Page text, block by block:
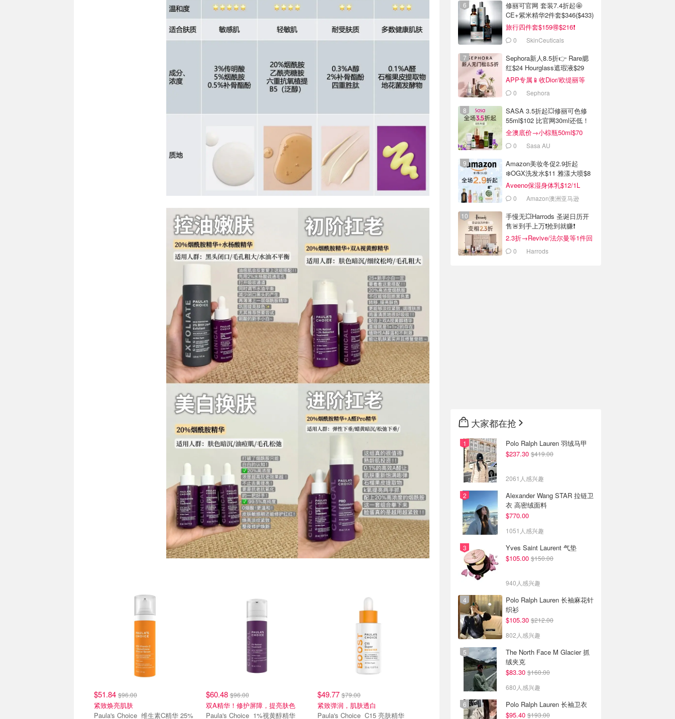
$51.84 $96.00
紧致焕亮肌肤
Paula's Choice 维生素C精华 25%
$60.48$96.00
双A精华！修护屏障，提亮肤色
Paula's Choice 1%视黄醇精华
$49.77 $79.00
紧致弹润，肌肤透白
Paula's Choice C15 亮肤精华
修丽可官网 套装7.4折起🤩
CE+紫米精华2件套$346($433)
旅行四件套$159🉐$216❗️
0 SkinCeuticals
Sephora新人8.5折👉 Rare腮
红$24 Hourglass遮瑕液$29
APP专属📱收Dior/欧缇丽等
0 Sephora
SASA 3.5折起💥修丽可色修
55ml$102 比官网30ml还低！
全澳底价→小棕瓶50ml$70
0 Sasa AU
Amazon美妆冬促2.9折起
❄️OGX洗发水$11 雅漾大喷$8
Aveeno保湿身体乳$12/1L
0 Amazon澳洲亚马逊
手慢无💥Harrods 圣诞日历开
售🚨到手上万❗️抢到就赚❗️
2.3折→Revive/法尔曼等1件回
本！0 Harrods
大家都在抢
Polo Ralph Lauren 羽绒马甲
$237.30 $419.00
2061人感兴趣
Alexander Wang STAR 拉链卫
衣 高密绒面料
$770.00
1051人感兴趣
Yves Saint Laurent 气垫
$105.00 $150.00
940人感兴趣
Polo Ralph Lauren 长袖麻花针
织衫
$105.30 $212.00
802人感兴趣
The North Face M Glacier 抓
绒夹克
$83.30 $160.00
680人感兴趣
Polo Ralph Lauren 长袖卫衣
$95.40 $193.00